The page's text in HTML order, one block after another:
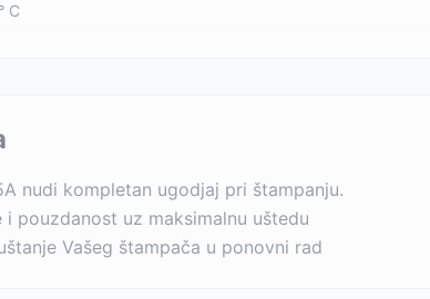
C
nudi kompletan ugodjaj pri štampanju.
pouzdanost uz maksimalnu uštedu
Vašeg štampača u ponovni rad